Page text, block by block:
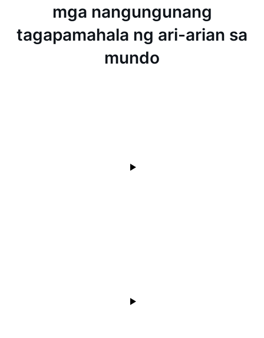
mga nangungunang
tagapamahala ng ari-arian sa
mundo